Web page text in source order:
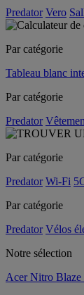
Predator Vero
Par catégorie
Tableau blanc
Par catégorie
Predator
Par catégorie
Predator Wi-Fi
Par catégorie
Predator Vélos
Notre sélection
Acer Nitro Blaze